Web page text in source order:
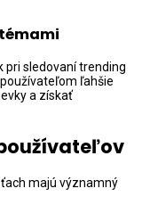
sledovaní trending
ľahšie
a získať
majú významný